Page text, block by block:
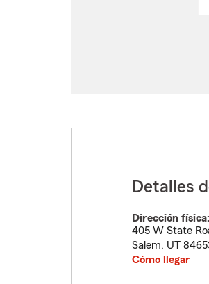
Detalles
Dirección física:
405 W State
Salem, UT
Cómo llegar